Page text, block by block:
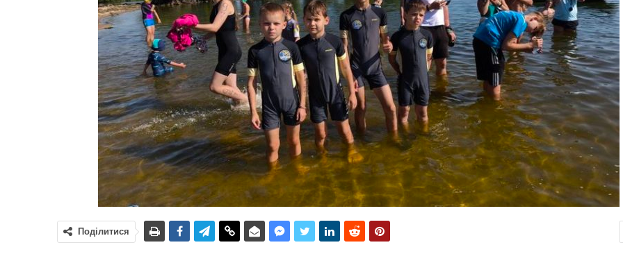
Поділитися